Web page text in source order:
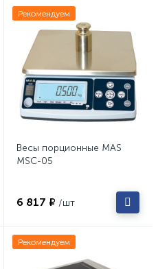
Рекомендуем
Весы порционные MAS
MSC-05
6 817 ₽ /шт
Рекомендуем